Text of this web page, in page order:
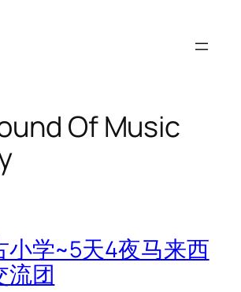
Of Music
小学~5天4夜马来西
流团